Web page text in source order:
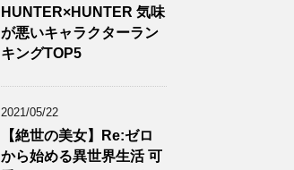
HUNTER×HUNTER 気味
が悪いキャラクターラン
キングTOP5
2021/05/22
【絶世の美女】Re:ゼロ
から始める異世界生活 可